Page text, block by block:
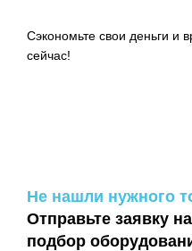
Сэкономьте свои деньги и
сейчас!
Не нашли нужного
Отправьте заявку
подбор